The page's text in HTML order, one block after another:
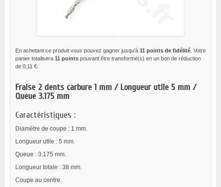
En achetant ce produit vous pouvez gagner jusqu'à 11 points de fidélité . Votre
panier totalisera 11 points pouvant être transformé(s) en un bon de réduction
de 0,11 €
Fraise 2 dents carbure 1 mm / Longueur utile 5 mm /
Queue 3.175 mm
Caractéristiques :
Diamètre de coupe : 1 mm.
Longueur utile : 5 mm.
Queue : 3.175 mm.
Longueur totale : 38 mm.
Coupe au centre.